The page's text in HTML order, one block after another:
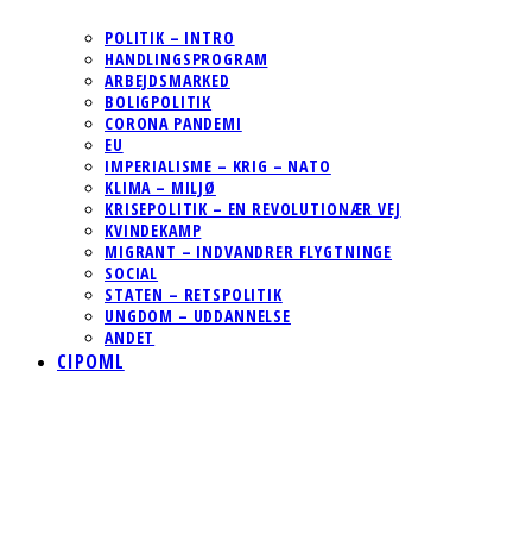
POLITIK – INTRO
HANDLINGSPROGRAM
ARBEJDSMARKED
BOLIGPOLITIK
CORONA PANDEMI
EU
IMPERIALISME – KRIG – NATO
KLIMA – MILJØ
KRISEPOLITIK – EN REVOLUTIONÆR VEJ
KVINDEKAMP
MIGRANT – INDVANDRER FLYGTNINGE
SOCIAL
STATEN – RETSPOLITIK
UNGDOM – UDDANNELSE
ANDET
CIPOML